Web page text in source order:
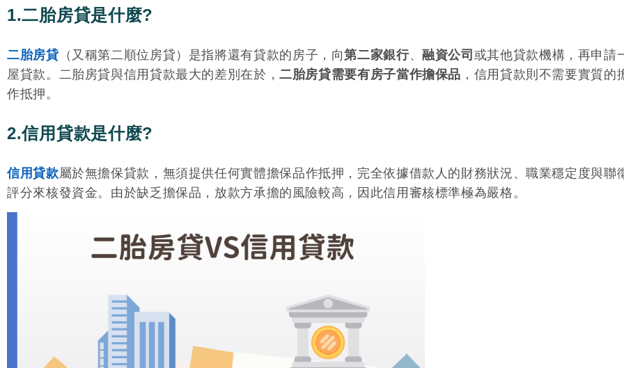
1.二胎房貸是什麼?
二胎房貸 （又稱第二順位房貸）是指將還有貸款的房子，向第二家銀行、融資公司 或其他貸款機構，再申請
屋貸款。二胎房貸與信用貸款最大的差別在於，二胎房貸需要有房子當作擔保品 ，信用貸款則不需要實質的
作抵押。
2.信用貸款是什麼?
信用貸款屬於無擔保貸款，無須提供任何實體擔保品作抵押，完全依據借款人的財務狀況、職業穩定度與聯
評分來核發資金。由於缺乏擔保品，放款方承擔的風險較高，因此信用審核標準極為嚴格。